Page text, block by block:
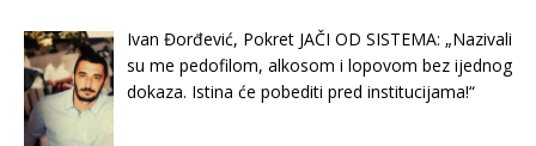
Ivan Đorđević, Pokret JAČI OD SISTEMA: „Nazivali
su me pedofilom, alkosom i lopovom bez ijednog
dokaza. Istina će pobediti pred institucijama!“